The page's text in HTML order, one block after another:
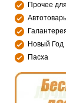
Прочее
Новый Год
Пасха